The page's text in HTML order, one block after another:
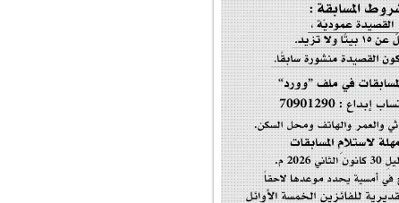
#رياحين...
تكريم ا...
#الز�...